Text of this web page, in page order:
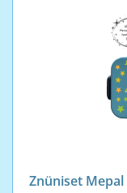
Znüniset